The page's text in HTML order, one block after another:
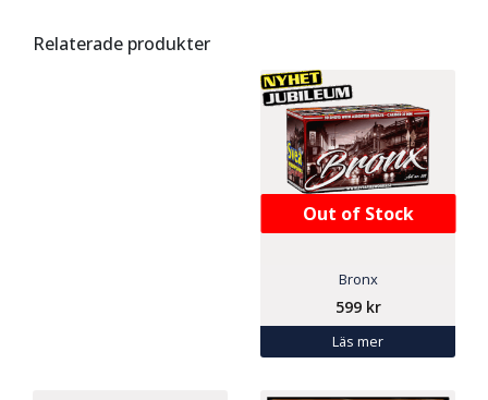
Relaterade produkter
Out of Stock
Bronx
599 kr
Läs mer